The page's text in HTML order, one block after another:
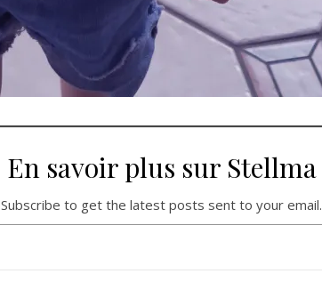
En savoir plus sur Stellma
Subscribe to get the latest posts sent to your email.